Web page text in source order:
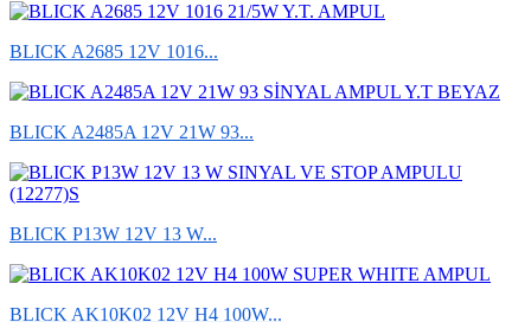
BLICK A2685 12V 1016...
BLICK A2485A 12V 21W 93...
BLICK P13W 12V 13 W...
BLICK AK10K02 12V H4 100W...